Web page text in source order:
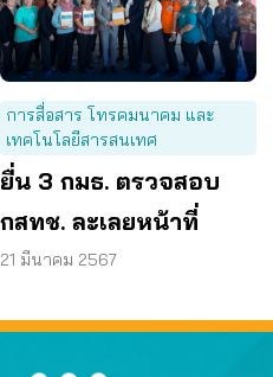
การสื่อสาร โทรคมนาคม และ
เทคโนโลยีสารสนเทศ
ยื่น 3 กมธ. ตรวจสอบ
กสทช. ละเลยหน้าที่
21 มีนาคม 2567